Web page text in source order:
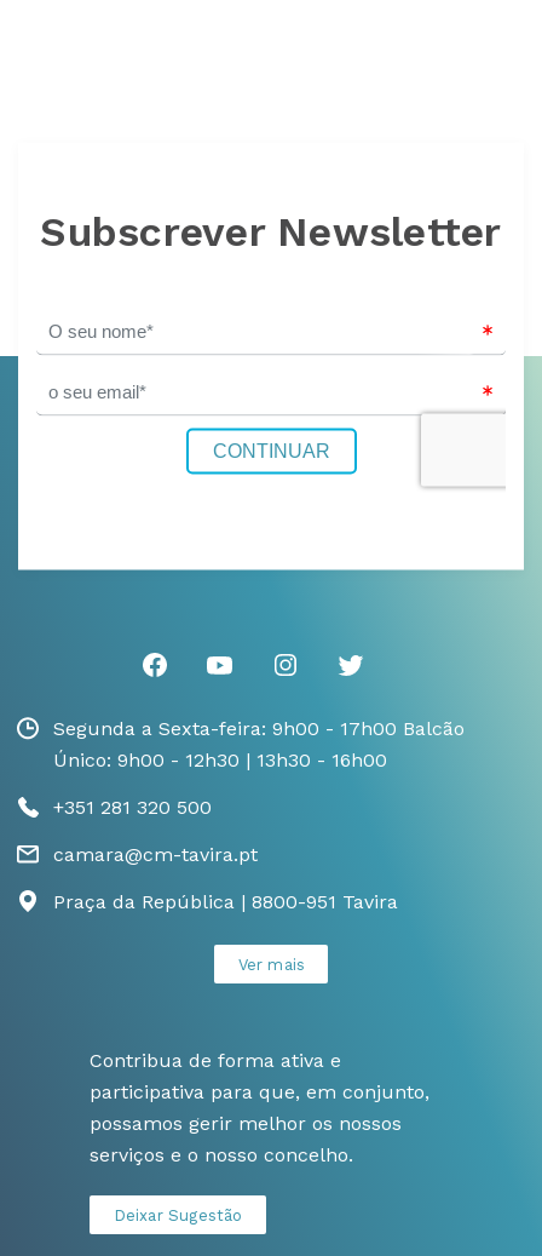
Subscrever Newsletter
Segunda a Sexta-feira: 9h00 - 17h00 Balcão
Único: 9h00 - 12h30 | 13h30 - 16h00
+351 281 320 500
camara@cm-tavira.pt
Praça da República | 8800-951 Tavira
Ver mais
Contribua de forma ativa e
participativa para que, em conjunto,
possamos gerir melhor os nossos
serviços e o nosso concelho.
Deixar Sugestão